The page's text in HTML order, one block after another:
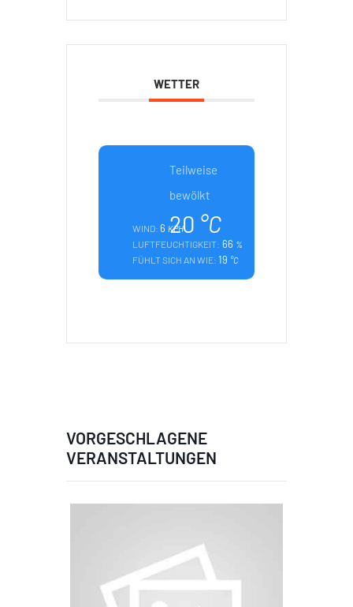
WETTER
Teilweise
bewölkt
20 °C
WIND:6 KPH
LUFTFEUCHTIGKEIT: 66 %
FÜHLT SICH AN WIE:19 °C
VORGESCHLAGENE
VERANSTALTUNGEN